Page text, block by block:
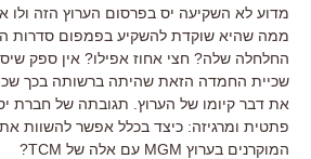
מדוע לא השקיעה יס בפרסום הערוץ הזה ולו
ממה שהיא שוקדת להשקיע בפמפום סדרות
החלחלה שלה? חצי אחוז אפילו? אין ספק
שכיית החמדה הזאת שהיתה ברשותה בכך
את דבר קיומו של הערוץ. תגובתה של חברת
פתטית ומרגיזה: כיצד בכלל אפשר להשוות
המוקרנים בערוץ MGM עם אלה של TCM?